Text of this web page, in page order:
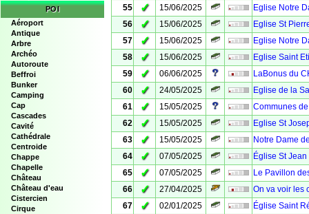
POI
Aéroport
Antique
Arbre
Archéo
Autoroute
Beffroi
Bunker
Camping
Cap
Cascades
Cavité
Cathédrale
Centroide
Chappe
Chapelle
Château
Château d'eau
Cistercien
Cirque
55
✓ 15/06/2025
Eglise Notre
56
✓ 15/06/2025
Eglise St
57
✓ 15/06/2025
Eglise Notre
58
✓ 15/06/2025
Eglise Saint
59
✓ 06/06/2025
LaBonus du
60
✓ 24/05/2025
Eglise de la
61
✓ 15/05/2025
Communes
62
✓ 15/05/2025
Eglise St
63
✓ 15/05/2025
Notre Dame
64
✓ 07/05/2025
Église St
65
✓ 07/05/2025
Le Pavillon
66
✓ 27/04/2025
On va voir les
67
✓ 02/01/2025
Église Saint